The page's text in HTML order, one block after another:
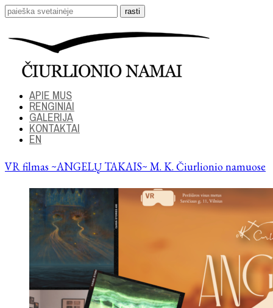
APIE MUS
RENGINIAI
GALERIJA
KONTAKTAI
EN
VR filmas ~ANGELŲ TAKAIS~ M. K. Čiurlionio namuose